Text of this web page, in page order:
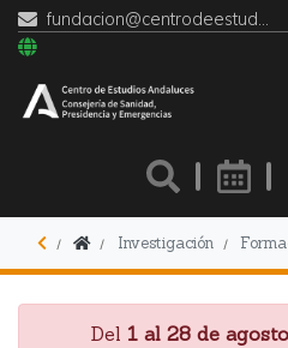
fundacion@centrodeestudiosandaluces.es
Investigación
Del 1 al 28 de agosto